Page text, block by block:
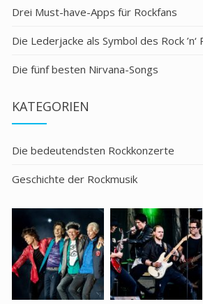
Drei Must-have-Apps für Rockfans
Die Lederjacke als Symbol des Rock ’n‘
Die fünf besten Nirvana-Songs
KATEGORIEN
Die bedeutendsten Rockkonzerte
Geschichte der Rockmusik